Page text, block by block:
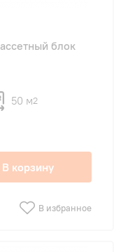
блок
50 м2
В корзину
В избранное